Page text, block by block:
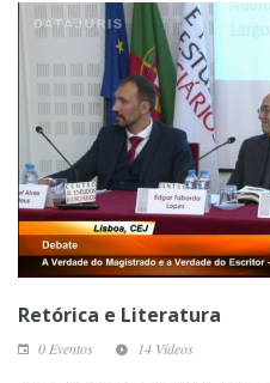
Retórica e Literatura
0 Eventos 14 Vídeos